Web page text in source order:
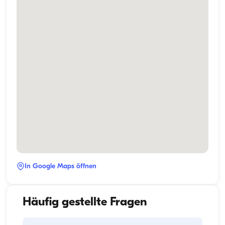
In Google Maps öffnen
Häufig gestellte Fragen